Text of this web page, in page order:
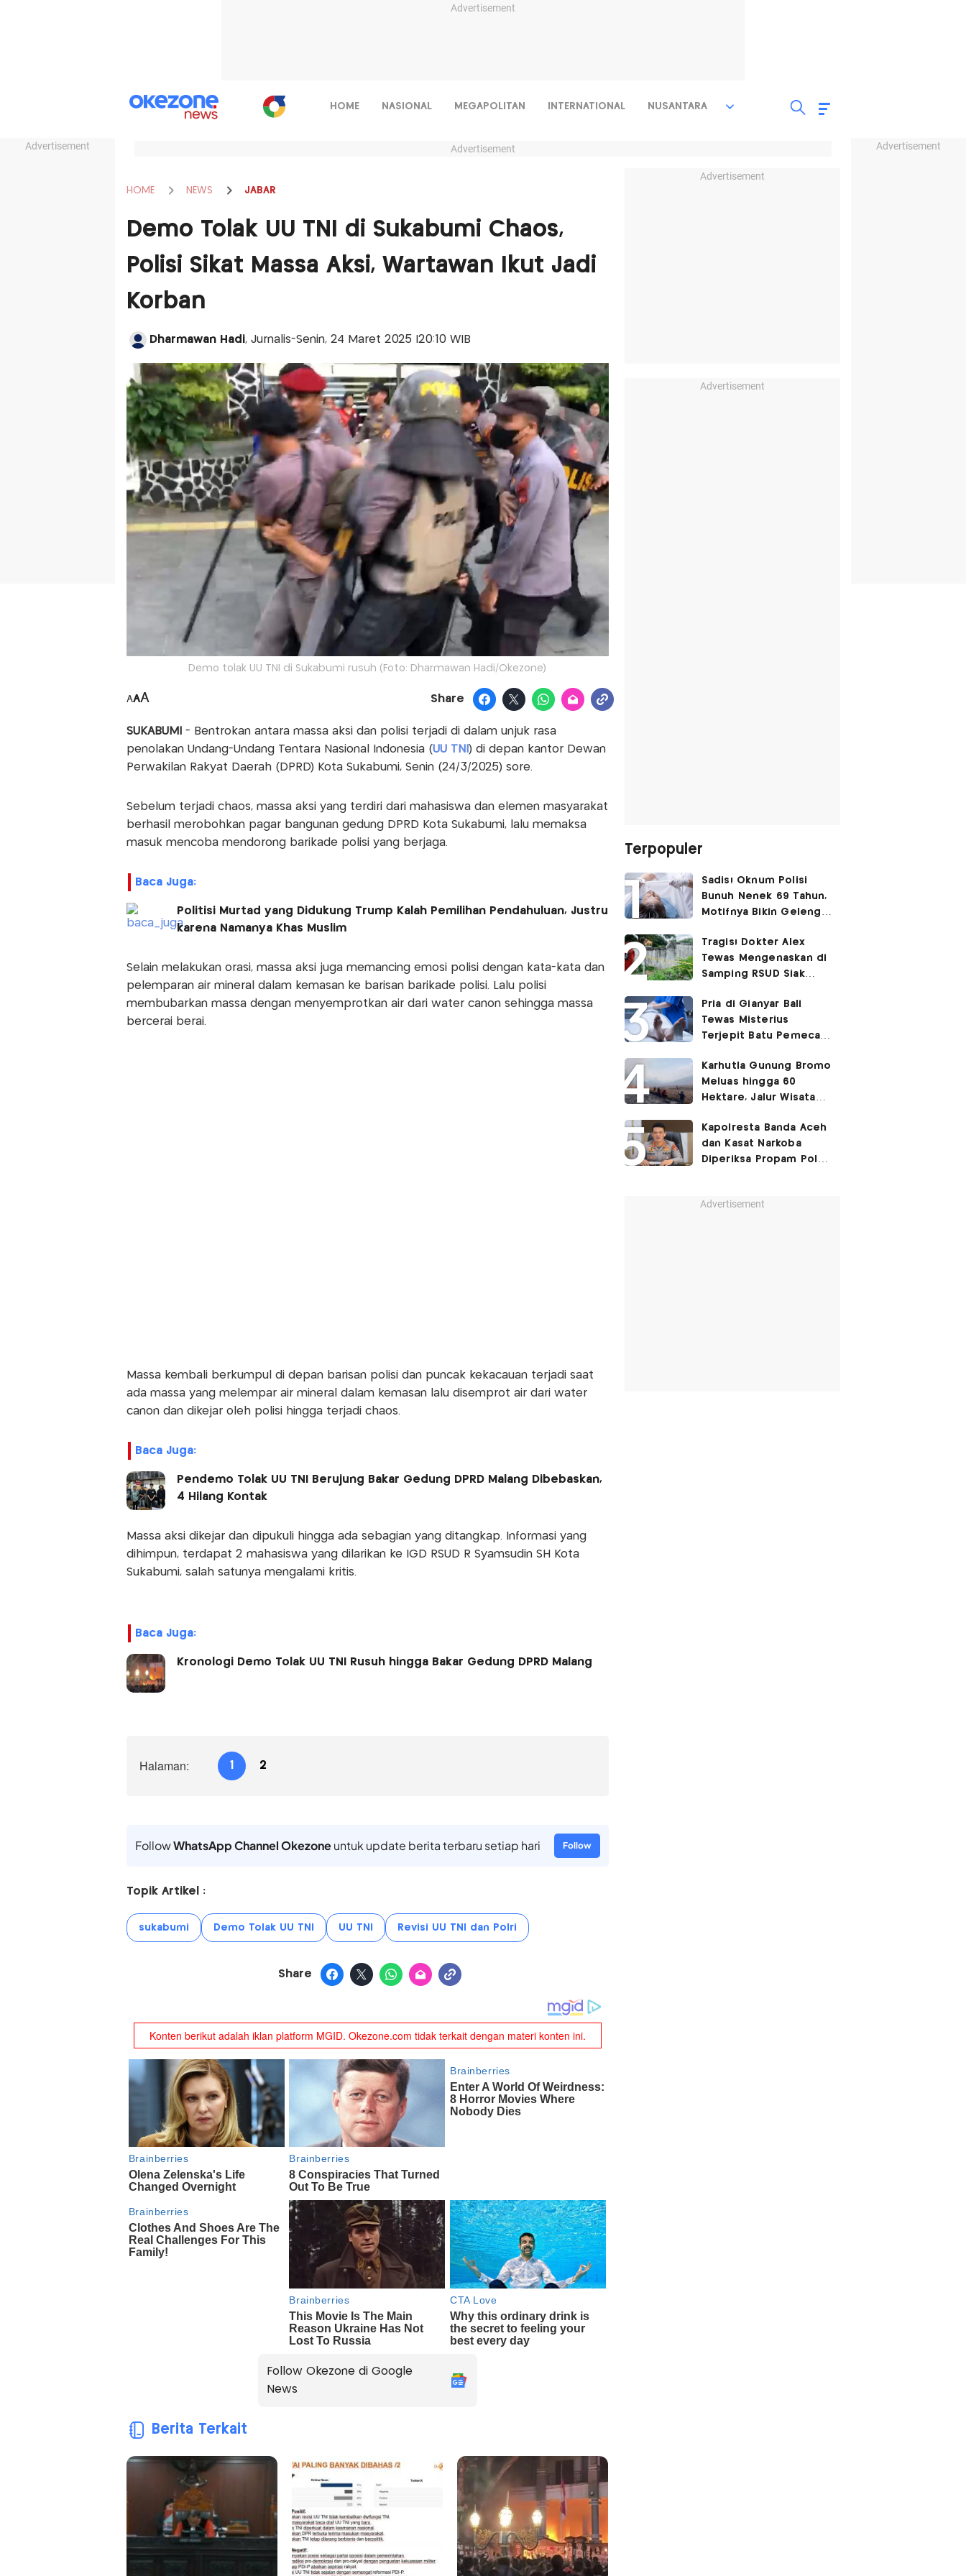
Advertisement
Advertisement Advertisement
HOME NASIONAL MEGAPOLITAN INTERNATIONAL NUSANTARA
Advertisement
HOME NEWS JABAR
Demo Tolak UU TNI di Sukabumi Chaos,
Polisi Sikat Massa Aksi, Wartawan Ikut Jadi
Korban
Dharmawan Hadi, Jurnalis-Senin, 24 Maret 2025 |20:10 WIB
Demo tolak UU TNI di Sukabumi rusuh (Foto: Dharmawan Hadi/Okezone)
AAA Share
SUKABUMI
- Bentrokan antara massa aksi dan polisi terjadi di dalam unjuk rasa
penolakan Undang-Undang Tentara Nasional Indonesia (UU TNI ) di depan kantor Dewan
Perwakilan Rakyat Daerah (DPRD) Kota Sukabumi, Senin (24/3/2025) sore.
Sebelum terjadi chaos, massa aksi yang terdiri dari mahasiswa dan elemen masyarakat
berhasil merobohkan pagar bangunan gedung DPRD Kota Sukabumi, lalu memaksa
masuk mencoba mendorong barikade polisi yang berjaga.
Baca Juga:
Politisi Murtad yang Didukung Trump Kalah Pemilihan Pendahuluan, Justru
karena Namanya Khas Muslim
Selain melakukan orasi, massa aksi juga memancing emosi polisi dengan kata-kata dan
pelemparan air mineral dalam kemasan ke barisan barikade polisi. Lalu polisi
membubarkan massa dengan menyemprotkan air dari water canon sehingga massa
bercerai berai.
Massa kembali berkumpul di depan barisan polisi dan puncak kekacauan terjadi saat
ada massa yang melempar air mineral dalam kemasan lalu disemprot air dari water
canon dan dikejar oleh polisi hingga terjadi chaos.
Baca Juga:
Pendemo Tolak UU TNI Berujung Bakar Gedung DPRD Malang Dibebaskan,
4 Hilang Kontak
Massa aksi dikejar dan dipukuli hingga ada sebagian yang ditangkap. Informasi yang
dihimpun, terdapat 2 mahasiswa yang dilarikan ke IGD RSUD R Syamsudin SH Kota
Sukabumi, salah satunya mengalami kritis.
Baca Juga:
Kronologi Demo Tolak UU TNI Rusuh hingga Bakar Gedung DPRD Malang
Halaman: 1 2
FollowWhatsApp Channel Okezoneuntuk update berita terbaru setiap hari Follow
Topik Artikel :
sukabumi Demo Tolak UU TNI UU TNI Revisi UU TNI dan Polri
Share
Follow Okezone di Google
News
Berita Terkait
Advertisement
Advertisement
Terpopuler
Sadis! Oknum Polisi
Bunuh Nenek 69 Tahun,
Motifnya Bikin Geleng
Tragis! Dokter Alex
Tewas Mengenaskan di
Samping RSUD Siak
Rocuronium
Pria di Gianyar Bali
Tewas Misterius
Terjepit Batu Pemecah
Karhutla Gunung Bromo
Meluas hingga 60
Hektare, Jalur Wisata
Kapolresta Banda Aceh
dan Kasat Narkoba
Diperiksa Propam Polri,
Advertisement